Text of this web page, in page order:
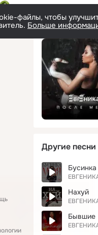
файлы, чтобы
Больше
Другие
Нахуй
Бывшие